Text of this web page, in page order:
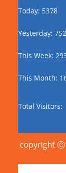
Today: 5378
Yesterday:
This Week:
This Month:
Total Visitors:
copyright Ⓒ